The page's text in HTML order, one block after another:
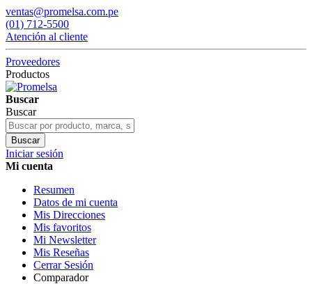
ventas@promelsa.com.pe
(01) 712-5500
Atención al cliente
Proveedores
Productos
Buscar
Buscar
Buscar
Iniciar sesión
Mi cuenta
Resumen
Datos de mi cuenta
Mis Direcciones
Mis favoritos
Mi Newsletter
Mis Reseñas
Cerrar Sesión
Comparador